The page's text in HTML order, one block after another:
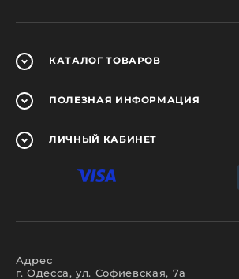
КАТАЛОГ ТОВАРОВ
ПОЛЕЗНАЯ ИНФОРМАЦИЯ
ЛИЧНЫЙ КАБИНЕТ
Адрес
г. Одесса, ул. Софиевская, 7а